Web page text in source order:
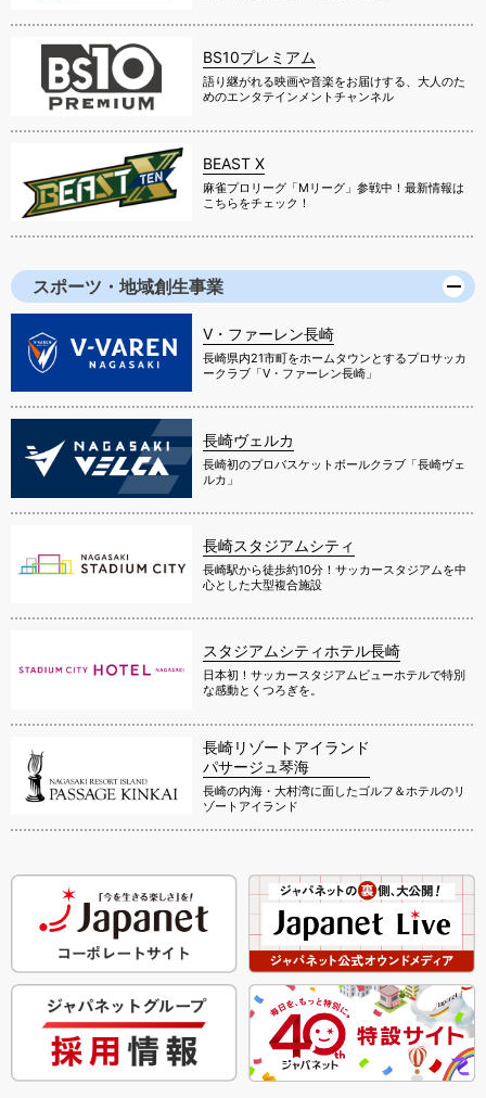
BS10プレミアム
語り継がれる映画や音楽をお届けする、大人のた
めのエンタテインメントチャンネル
BEAST X
麻雀プロリーグ「Mリーグ」参戦中！最新情報は
こちらをチェック！
スポーツ・地域創生事業
V・ファーレン長崎
長崎県内21市町をホームタウンとするプロサッカ
ークラブ「V・ファーレン長崎」
長崎ヴェルカ
長崎初のプロバスケットボールクラブ「長崎ヴェ
ルカ」
長崎スタジアムシティ
長崎駅から徒歩約10分！サッカースタジアムを中
心とした大型複合施設
スタジアムシティホテル長崎
日本初！サッカースタジアムビューホテルで特別
な感動とくつろぎを。
長崎リゾートアイランド
パサージュ琴海
長崎の内海・大村湾に面したゴルフ＆ホテルのリ
ゾートアイランド